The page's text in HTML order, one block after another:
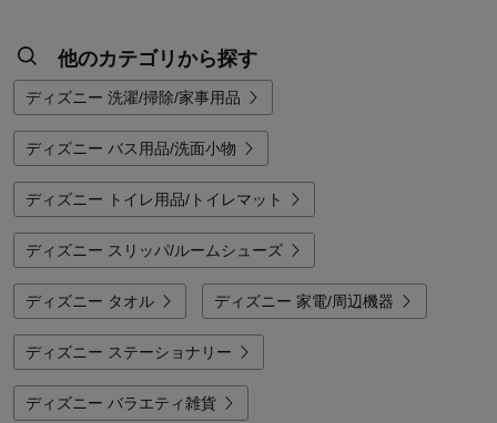
他のカテゴリから探す
ディズニー 洗濯/掃除/家事用品
ディズニー バス用品/洗面小物
ディズニー トイレ用品/トイレマット
ディズニー スリッパ/ルームシューズ
ディズニー タオル ディズニー 家電/周辺機器
ディズニー ステーショナリー
ディズニー バラエティ雑貨